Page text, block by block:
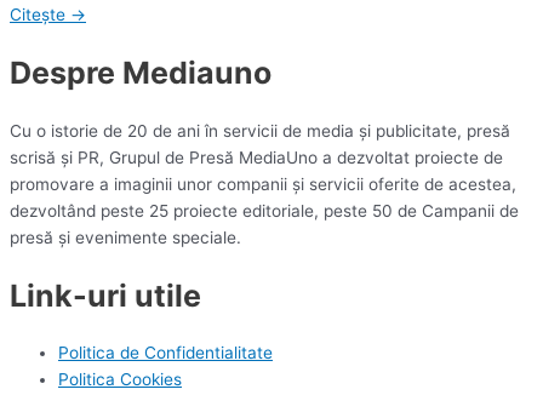
Citește →
Despre Mediauno
Cu o istorie de 20 de ani în servicii de media și publicitate, presă
scrisă și PR, Grupul de Presă MediaUno a dezvoltat proiecte de
promovare a imaginii unor companii și servicii oferite de acestea,
dezvoltând peste 25 proiecte editoriale, peste 50 de Campanii de
presă și evenimente speciale.
Link-uri utile
Politica de Confidentialitate
Politica Cookies